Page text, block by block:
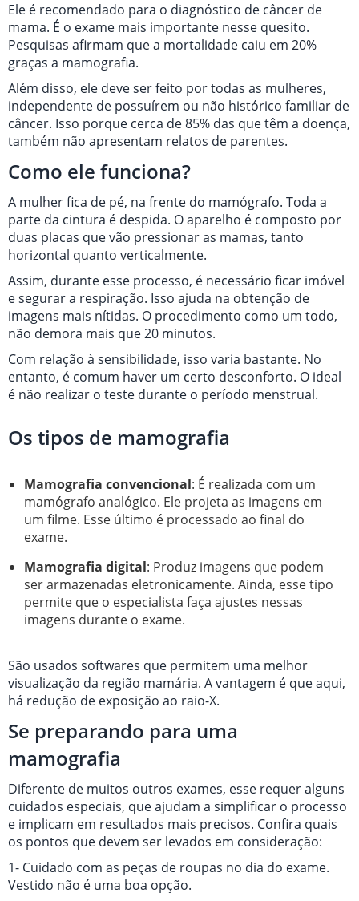
Ele é recomendado para o diagnóstico de câncer de
mama. É o exame mais importante nesse quesito.
Pesquisas afirmam que a mortalidade caiu em 20%
graças a mamografia.
Além disso, ele deve ser feito por todas as mulheres,
independente de possuírem ou não histórico familiar de
câncer. Isso porque cerca de 85% das que têm a doença,
também não apresentam relatos de parentes.
Como ele funciona?
A mulher fica de pé, na frente do mamógrafo. Toda a
parte da cintura é despida. O aparelho é composto por
duas placas que vão pressionar as mamas, tanto
horizontal quanto verticalmente.
Assim, durante esse processo, é necessário ficar imóvel
e segurar a respiração. Isso ajuda na obtenção de
imagens mais nítidas. O procedimento como um todo,
não demora mais que 20 minutos.
Com relação à sensibilidade, isso varia bastante. No
entanto, é comum haver um certo desconforto. O ideal
é não realizar o teste durante o período menstrual.
Os tipos de mamografia
Mamografia convencional: É realizada com um
mamógrafo analógico. Ele projeta as imagens em
um filme. Esse último é processado ao final do
exame.
Mamografia digital: Produz imagens que podem
ser armazenadas eletronicamente. Ainda, esse tipo
permite que o especialista faça ajustes nessas
imagens durante o exame.
São usados softwares que permitem uma melhor
visualização da região mamária. A vantagem é que aqui,
há redução de exposição ao raio-X.
Se preparando para uma
mamografia
Diferente de muitos outros exames, esse requer alguns
cuidados especiais, que ajudam a simplificar o processo
e implicam em resultados mais precisos. Confira quais
os pontos que devem ser levados em consideração:
1- Cuidado com as peças de roupas no dia do exame.
Vestido não é uma boa opção.